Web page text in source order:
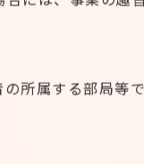
は、事業の趣
属する部局等で